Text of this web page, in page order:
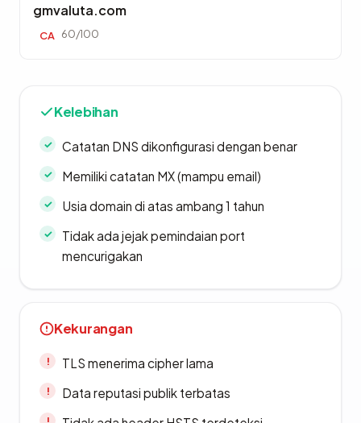
gmvaluta.com
CA 60/100
Kelebihan
Catatan DNS dikonfigurasi dengan benar
Memiliki catatan MX (mampu email)
Usia domain di atas ambang 1 tahun
Tidak ada jejak pemindaian port
mencurigakan
Kekurangan
TLS menerima cipher lama
Data reputasi publik terbatas